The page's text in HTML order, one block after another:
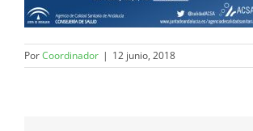
PorCoordinador | 12 junio, 2018